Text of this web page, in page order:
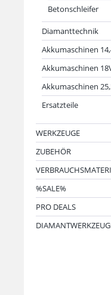
Betonschleifer
Diamanttechnik
Akkumaschinen
Akkumaschinen
Akkumaschinen
Ersatzteile
WERKZEUGE
ZUBEHÖR
%SALE%
PRO DEALS